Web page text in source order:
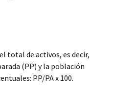
total de activos, es decir,
(PP) y la población
PP/PA x 100.